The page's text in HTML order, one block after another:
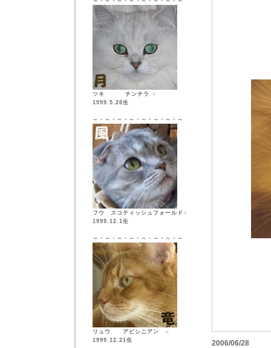
ツキ チンチラ ♀
1999.5.28生
～・～・～・～・～・～・～・～
フウ スコティッシュフォールド♀
1999.12.1生
～・～・～・～・～・～・～・～
リュウ アビシニアン ♂
1999.12.21生
2006/06/28